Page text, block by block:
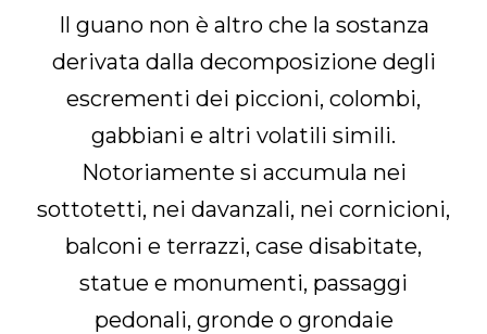
Il guano non è altro che la sostanza
derivata dalla decomposizione degli
escrementi dei piccioni, colombi,
gabbiani e altri volatili simili.
Notoriamente si accumula nei
sottotetti, nei davanzali, nei cornicioni,
balconi e terrazzi, case disabitate,
statue e monumenti, passaggi
pedonali, gronde o grondaie